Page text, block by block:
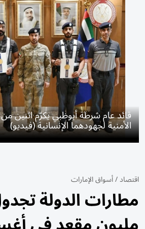
قائد عام شرطة أبوظبي يكرّم اثنين
الأمنية لجهودهما الإنسانية (فيديو)
اقتصاد/أسواق الإمارات